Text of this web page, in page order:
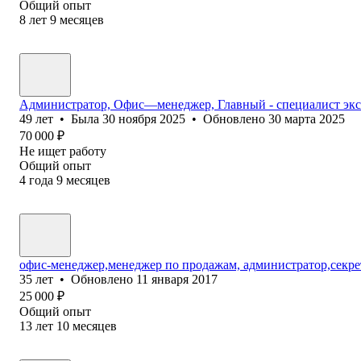
Общий опыт
8 лет 9 месяцев
Администратор, Офис—менеджер, Главный - специалист
49 лет • Была 30 ноября 2025 • Обновлено 30 марта 2025
70 000 ₽
Не ищет работу
Общий опыт
4 года 9 месяцев
офис-менеджер,менеджер по продажам,
35 лет • Обновлено 11 января 2017
25 000 ₽
Общий опыт
13 лет 10 месяцев